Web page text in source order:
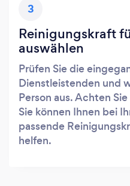
3
Reinigungskraft
auswählen
Prüfen Sie die
Dienstleistenden und
Person aus. Achten
Sie können Ihnen bei
passende
helfen.